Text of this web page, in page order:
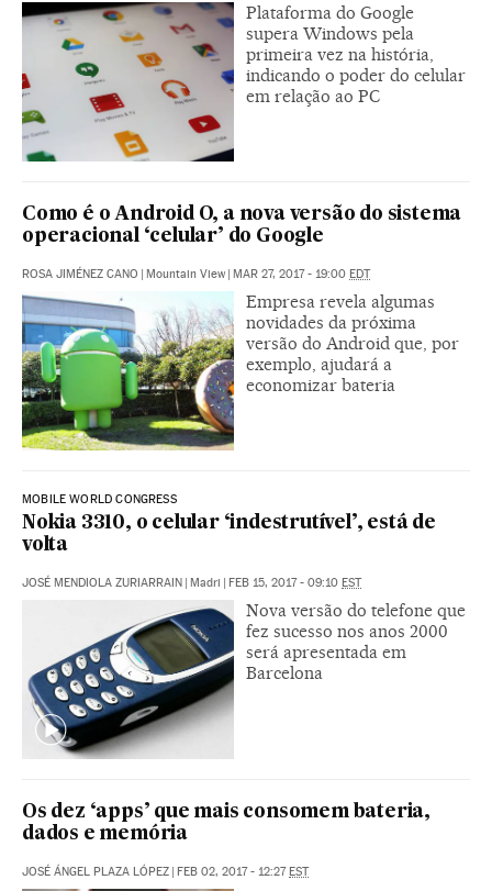
Plataforma do Google
supera Windows pela
primeira vez na história,
indicando o poder do celular
em relação ao PC
Como é o Android O, a nova versão do sistema
operacional ‘celular’ do Google
ROSA JIMÉNEZ CANO | Mountain View | MAR 27, 2017 - 19:00 EDT
Empresa revela algumas
novidades da próxima
versão do Android que, por
exemplo, ajudará a
economizar bateria
MOBILE WORLD CONGRESS
Nokia 3310, o celular ‘indestrutível’, está de
volta
JOSÉ MENDIOLA ZURIARRAIN | Madri | FEB 15, 2017 - 09:10 EST
Nova versão do telefone que
fez sucesso nos anos 2000
será apresentada em
Barcelona
Os dez ‘apps’ que mais consomem bateria,
dados e memória
JOSÉ ÁNGEL PLAZA LÓPEZ | FEB 02, 2017 - 12:27EST